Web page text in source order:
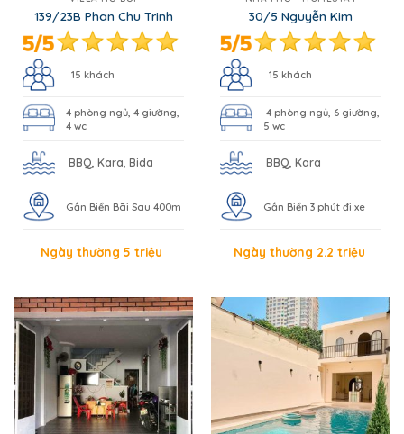
139/23B Phan Chu Trinh
15 khách
4 phòng ngủ, 4 giường,
4 wc
BBQ, Kara, Bida
Gần Biển Bãi Sau 400m
Ngày thường 5 triệu
30/5 Nguyễn Kim
15 khách
4 phòng ngủ, 6 giường,
5 wc
BBQ, Kara
Gần Biển 3 phút đi xe
Ngày thường 2.2 triệu